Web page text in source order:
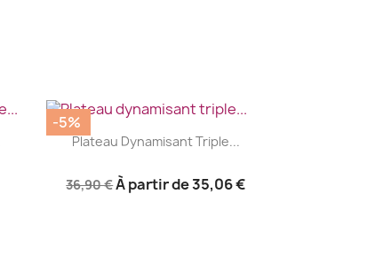
| 
Plateau Dynamisant Triple...
36,90 €À partir de35,06 €
-5%